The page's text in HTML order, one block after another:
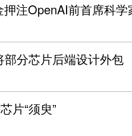
注OpenAI前首席科学
分芯片后端设计外包
片“须臾”